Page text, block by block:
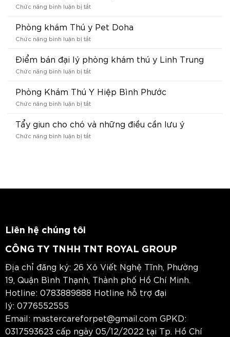
Chức năng bình luận bị tắtở
bán
đại
lý
Chư
Phòng khám Thú y Pet Doha
Chức năng bình luận bị tắtở
khám
Thú
y
Doha
Điểm bán đại lý phòng khám thú y Linh Trung
Chức năng bình luận bị tắtở
bán
đại
lý
khám
y
Phòng Khám Thú Y Hiệp Bình Phước
Chức năng bình luận bị tắtở
Khám
Thú
Y
Tẩy giun cho chó và những điều cần lưu ý
Chức năng bình luận bị tắtở
những
Liên hệ chúng tôi
CÔNG TY TNHH TNT ROYAL GROUP
Địa chỉ đăng ký: 26 Xô Viết Nghệ Tĩnh, Phường
19, Quận Bình Thạnh, Thành phố Hồ Chí Minh.
Hotline: 0783889888 Hotline hỗ trợ đại
lý: 0776552555
Email: mastercareforpet@gmail.com GPKD:
0317593623 cấp ngày 05/12/2022 tại Tp. Hồ Chí